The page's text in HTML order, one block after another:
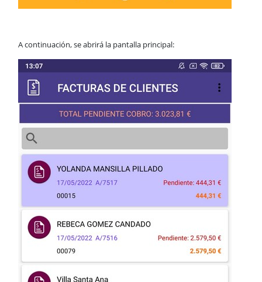
A continuación, se abrirá la pantalla principal: